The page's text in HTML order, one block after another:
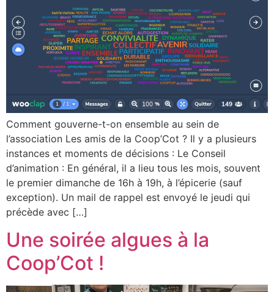
Comment gouverne-t-on ensemble au sein de
l’association Les amis de la Coop’Cot ? Il y a plusieurs
instances et moments de décisions : Le Conseil
d’animation : En général, il a lieu tous les mois, souvent
le premier dimanche de 16h à 19h, à l’épicerie (sauf
exception). Un mail de rappel est envoyé le jeudi qui
précède avec […]
Une soirée algues à la
Coop’Cot !